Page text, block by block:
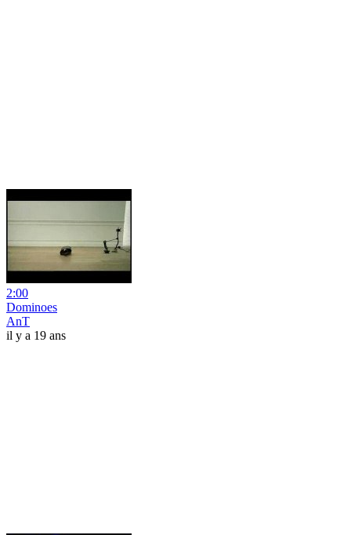
2:00
Dominoes
AnT
il y a 19 ans